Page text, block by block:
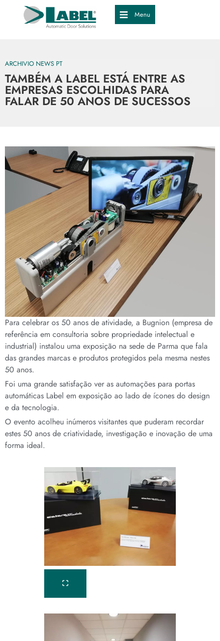
Menu
ARCHIVIO NEWS PT
TAMBÉM A LABEL ESTÁ ENTRE AS
EMPRESAS ESCOLHIDAS PARA
FALAR DE 50 ANOS DE SUCESSOS
Para celebrar os 50 anos de atividade, a Bugnion (empresa de
referência em consultoria sobre propriedade intelectual e
industrial) instalou uma exposição na sede de Parma que fala
das grandes marcas e produtos protegidos pela mesma nestes
50 anos.
Foi uma grande satisfação ver as automações para portas
automáticas Label em exposição ao lado de ícones do design
e da tecnologia.
O evento acolheu inúmeros visitantes que puderam recordar
estes 50 anos de criatividade, investigação e inovação de uma
forma ideal.